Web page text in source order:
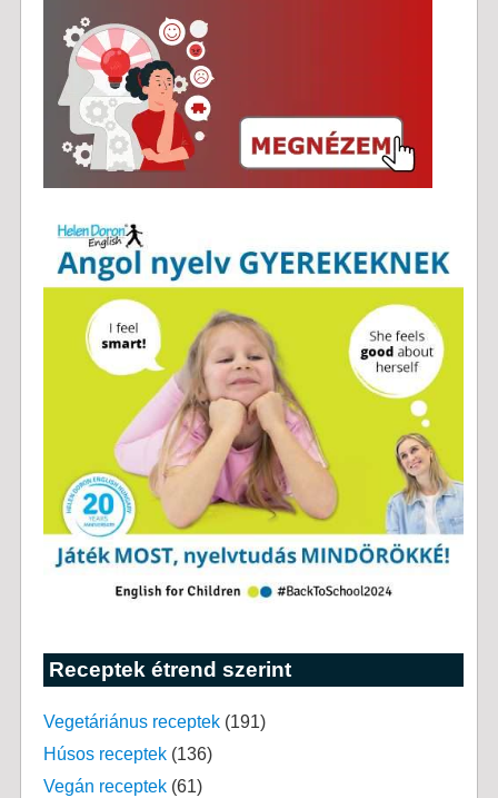
Receptek étrend szerint
Vegetáriánus receptek(191)
Húsos receptek(136)
Vegán receptek(61)